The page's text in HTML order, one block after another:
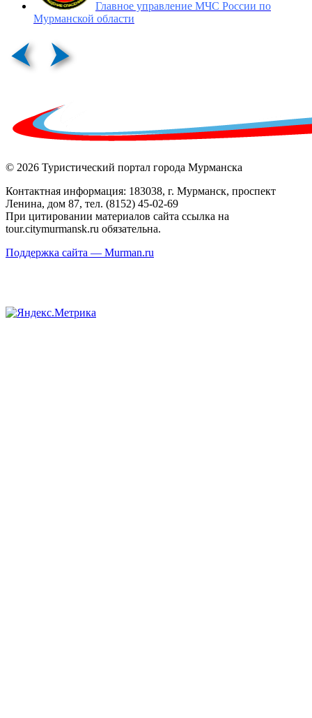
Главное управление МЧС России по
Мурманской области
© 2026 Туристический портал города Мурманска
Контактная информация: 183038, г. Мурманск, проспект
Ленина, дом 87, тел. (8152) 45-02-69
При цитировании материалов сайта ссылка на
tour.citymurmansk.ru обязательна.
Поддержка сайта — Murman.ru